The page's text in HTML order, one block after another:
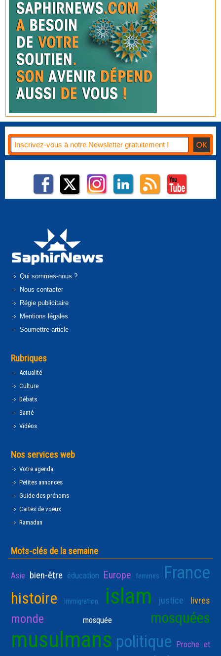
Qui sommes-nous ?
Nous contacter
Régie publicitaire
Mentions légales
Soumettre article
Rubriques
Actualité
Culture
Débats
Santé
Vidéos
Nos services web
Votre agenda
Petites annonces
Guide des prénoms
Cartes de voeux
Ramadan
Mots-clés de la semaine
Asie bien-être éducation Europe femmes France
histoire immigration islam justice livres
monde mosquée mosquées
musulmans politique Proche et